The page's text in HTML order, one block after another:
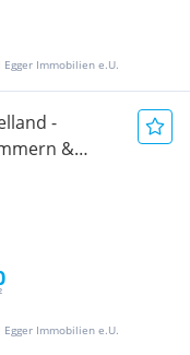
Egger Immobilien e.U.
-
&
Egger Immobilien e.U.